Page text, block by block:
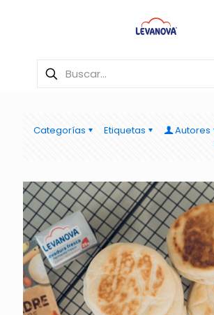
Categorías Etiquetas
Autores